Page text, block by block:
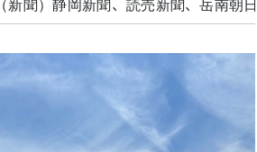
（新聞）静岡新聞、読売新聞、岳南朝